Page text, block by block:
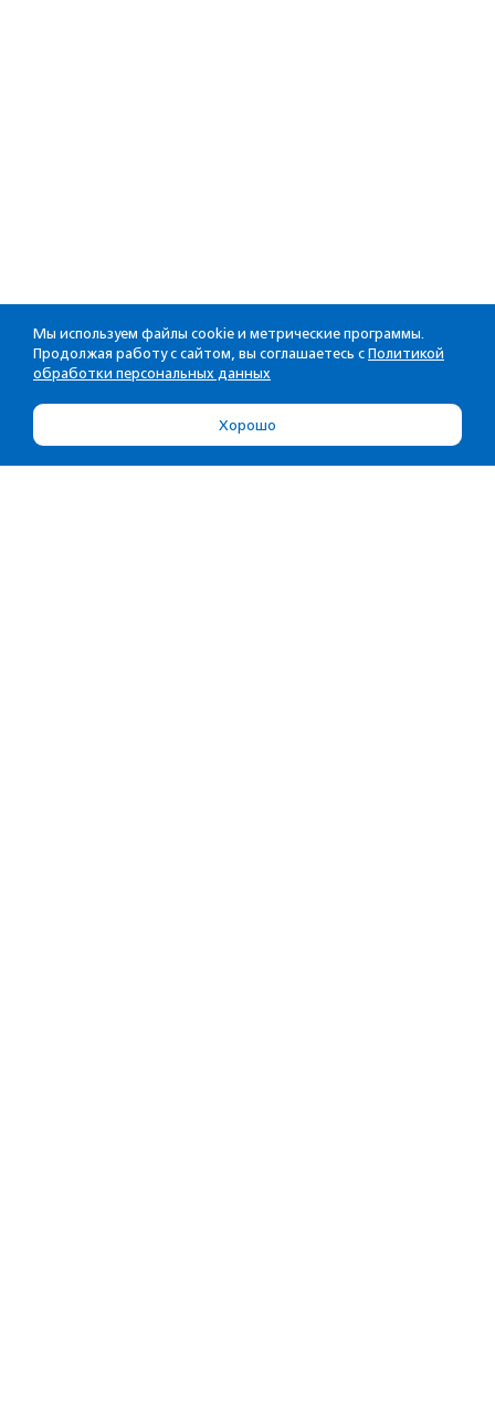
Мы используем файлы cookie и метрические программы.
Продолжая работу с сайтом, вы соглашаетесь с Политикой
обработки персональных данных
Хорошо